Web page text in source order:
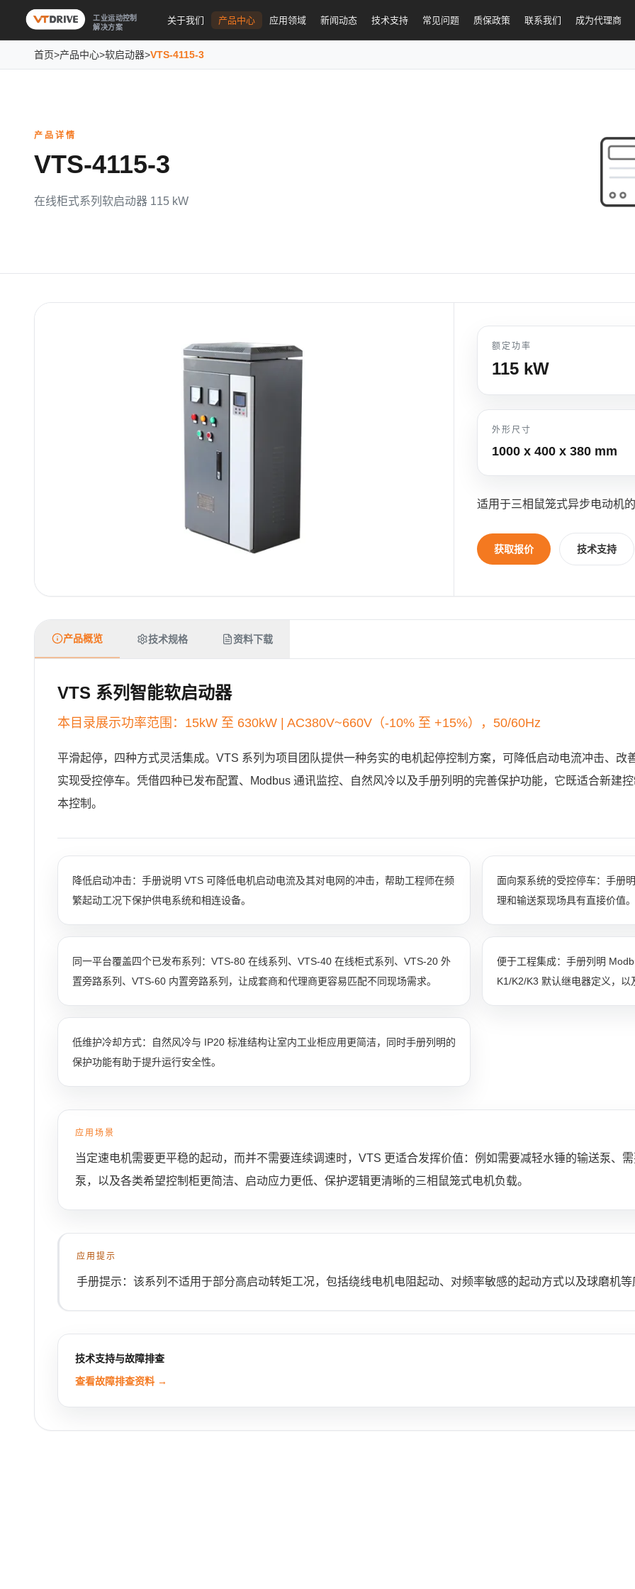
工业运动控制
解决方案
关于我们 产品中心 应用领域 新闻动态 技术支持 常见问题 质保政策 联系我们 成为代理商
首页>产品中心>软启动器>VTS-4115-3
产品详情
VTS-4115-3
在线柜式系列软启动器 115 kW
额定功率
115kW
外形尺寸
1000 x 400 x 380mm
适用于三相鼠笼式异步电动机
获取报价 技术支持
产品概览 技术规格 资料下载
VTS 系列智能软启动器
本目录展示功率范围：15kW 至 630kW | AC380V~660V（-10% 至 +15%），50/60Hz
平滑起停，四种方式灵活集成。VTS 系列为项目团队提供一种务实的电机起停控制方案，可降低启动电流冲击、
实现受控停车。凭借四种已发布配置、Modbus 通讯监控、自然风冷以及手册列明的完善保护功能，它既适合新建
本控制。
降低启动冲击：手册说明 VTS 可降低电机启动电流及其对电网的冲击，帮助工程师在频
繁起动工况下保护供电系统和相连设备。
面向泵系统的受控停车：手册
理和输送泵现场具有直接价值。
同一平台覆盖四个已发布系列：VTS-80 在线系列、VTS-40 在线柜式系列、VTS-20 外
置旁路系列、VTS-60 内置旁路系列，让成套商和代理商更容易匹配不同现场需求。
便于工程集成：手册列明
K1/K2/K3 默认继电器定义，
低维护冷却方式：自然风冷与 IP20 标准结构让室内工业柜应用更简洁，同时手册列明的
保护功能有助于提升运行安全性。
应用场景
当定速电机需要更平稳的起动，而并不需要连续调速时，VTS 更适合发挥价值：例如需要减轻水锤的输送泵、
泵，以及各类希望控制柜更简洁、启动应力更低、保护逻辑更清晰的三相鼠笼式电机负载。
应用提示
手册提示：该系列不适用于部分高启动转矩工况，包括绕线电机电阻起动、对频率敏感的起动方式以及球磨机等
技术支持与故障排查
查看故障排查资料 →